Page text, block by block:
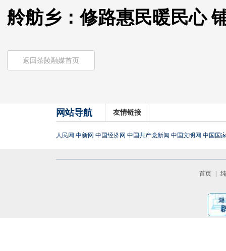
舲舫乡：修路惠民暖民心
返回茶陵融媒首页
网站导航 友情链接
人民网 中新网 中国经济网 中国共产党新闻 中国文明网 中国国
首页 |